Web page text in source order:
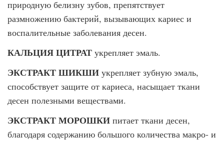
природную белизну зубов, препятствует
размножению бактерий, вызывающих кариес и
воспалительные заболевания десен.
КАЛЬЦИЯ ЦИТРАТ укрепляет эмаль.
ЭКСТРАКТ ШИКШИ укрепляет зубную эмаль,
способствует защите от кариеса, насыщает ткани
десен полезными веществами.
ЭКСТРАКТ МОРОШКИ питает ткани десен,
благодаря содержанию большого количества макро- и